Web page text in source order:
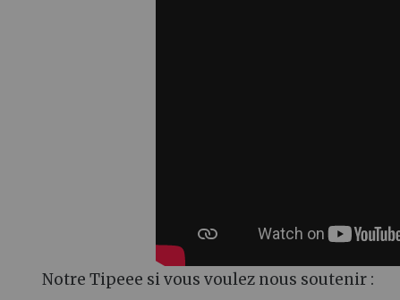
Notre Tipeee si vous voulez nous soutenir :